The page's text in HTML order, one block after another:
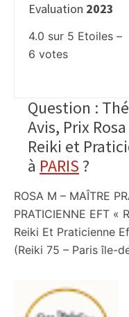
Evaluation 2023
4.0 sur 5 Etoiles –
6 votes
Question :
Avis, Prix
Reiki et
à PARIS ?
ROSA M – MAÎTRE
PRATICIENNE EFT «
Reiki Et Praticienne
(Reiki 75 – Paris île-